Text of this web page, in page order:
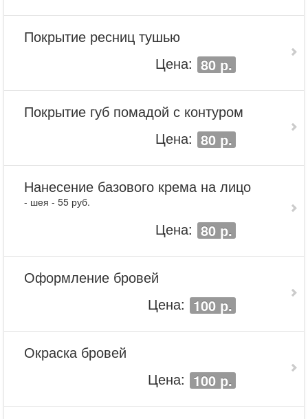
Покрытие ресниц тушью
Цена: 80 р.
Покрытие губ помадой с контуром
Цена: 80 р.
Нанесение базового крема на лицо
- шея - 55 руб.
Цена: 80 р.
Оформление бровей
Цена: 100 р.
Окраска бровей
Цена: 100 р.